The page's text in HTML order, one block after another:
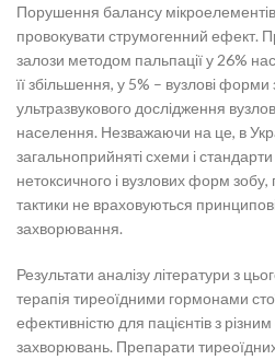
Порушення балансу
провокувати струмогенний ефект.
залози методом пальпації у 26%
її збільшення, у 5% – вузлові форми
ультразвукового дослідження
населення. Незважаючи на це, в
загальноприйняті схеми і
нетоксичного і вузлових форм зобу,
тактики не враховуються
захворювання.
Результати аналізу літератури з
терапія тиреоїдними гормонами
ефективністю для пацієнтів з
захворювань. Препарати